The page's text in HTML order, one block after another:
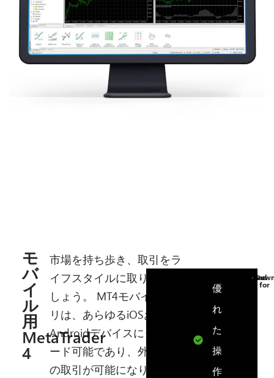
モ
バ
イ
ル
用
MetaTrader
4
市場を持ち歩き、取引をラ
イフスタイルに取り入れま
しょう。 MT4モバイルアプ
リは、あらゆるiOSおよび
Androidデバイスにダウンロ
ード可能であり、外出先で
の取引が可能になります。
優
れ
た
操
作
Download
for